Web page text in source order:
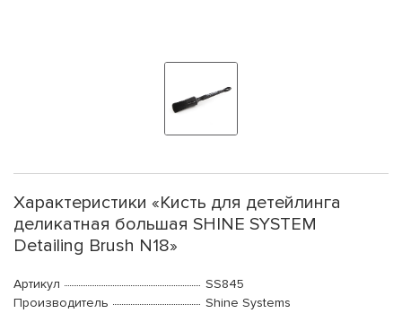
Характеристики «Кисть для детейлинга
деликатная большая SHINE SYSTEM
Detailing Brush N18»
Артикул
SS845
Производитель
Shine Systems